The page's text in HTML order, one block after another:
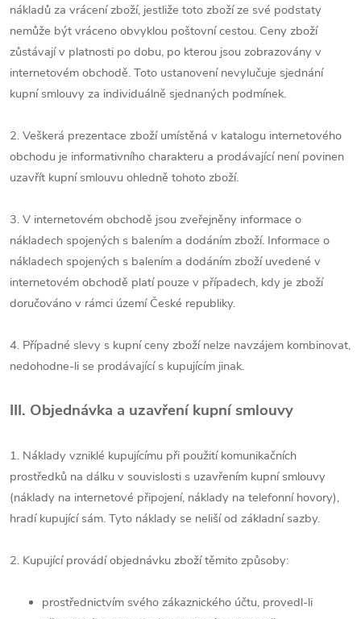
nákladů za vrácení zboží, jestliže toto zboží ze své podstaty
nemůže být vráceno obvyklou poštovní cestou. Ceny zboží
zůstávají v platnosti po dobu, po kterou jsou zobrazovány v
internetovém obchodě. Toto ustanovení nevylučuje sjednání
kupní smlouvy za individuálně sjednaných podmínek.
2. Veškerá prezentace zboží umístěná v katalogu internetového
obchodu je informativního charakteru a prodávající není povinen
uzavřít kupní smlouvu ohledně tohoto zboží.
3. V internetovém obchodě jsou zveřejněny informace o
nákladech spojených s balením a dodáním zboží. Informace o
nákladech spojených s balením a dodáním zboží uvedené v
internetovém obchodě platí pouze v případech, kdy je zboží
doručováno v rámci území České republiky.
4. Případné slevy s kupní ceny zboží nelze navzájem kombinovat,
nedohodne-li se prodávající s kupujícím jinak.
III. Objednávka a uzavření kupní smlouvy
1. Náklady vzniklé kupujícímu při použití komunikačních
prostředků na dálku v souvislosti s uzavřením kupní smlouvy
(náklady na internetové připojení, náklady na telefonní hovory),
hradí kupující sám. Tyto náklady se neliší od základní sazby.
2. Kupující provádí objednávku zboží těmito způsoby:
prostřednictvím svého zákaznického účtu, provedl-li